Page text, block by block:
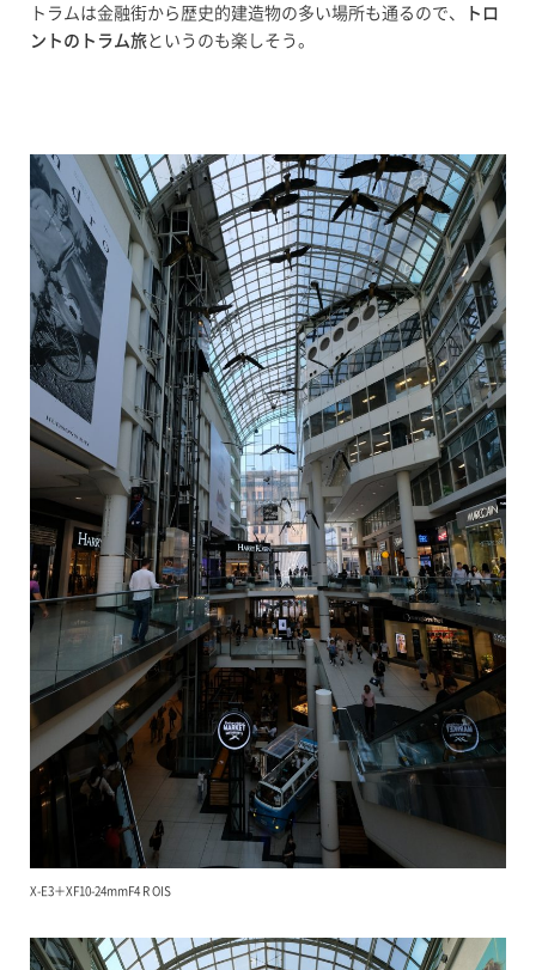
トラムは金融街から歴史的建造物の多い場所も通るので、
トロ
ントのトラム旅というのも楽しそう。
X-E3＋XF10-24mmF4 R OIS